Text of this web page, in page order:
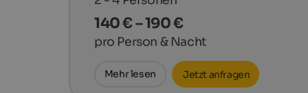
140 € – 190 €
pro Person & Nacht
Mehr lesen Jetzt anfragen